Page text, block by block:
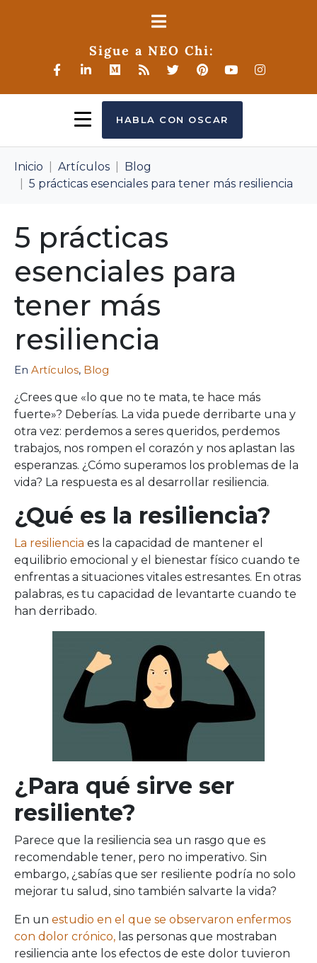
Sigue a NEO Chi:
HABLA CON OSCAR
Inicio Artículos
Blog
5 prácticas esenciales para tener más resiliencia
5 prácticas
esenciales para
tener más
resiliencia
En Artículos, Blog
¿Crees que «lo que no te mata, te hace más
fuerte»? Deberías. La vida puede derribarte una y
otra vez: perdemos a seres queridos, perdemos
trabajos, nos rompen el corazón y nos aplastan las
esperanzas. ¿Cómo superamos los problemas de la
vida? La respuesta es al desarrollar resiliencia.
¿Qué es la resiliencia?
La resiliencia es la capacidad de mantener el
equilibrio emocional y el bienestar físico cuando te
enfrentas a situaciones vitales estresantes. En otras
palabras, es tu capacidad de levantarte cuando te
han derribado.
¿Para qué sirve ser
resiliente?
Parece que la resiliencia sea un rasgo que es
recomendable tener, pero no imperativo. Sin
embargo, ¿sabías que ser resiliente podría no solo
mejorar tu salud, sino también salvarte la vida?
En un estudio en el que se observaron enfermos
con dolor crónico, las personas que mostraban
resiliencia ante los efectos de este dolor tuvieron